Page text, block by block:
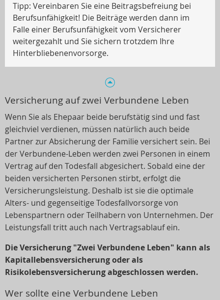
Tipp: Vereinbaren Sie eine Beitragsbefreiung bei
Berufsunfähigkeit! Die Beiträge werden dann im
Falle einer Berufsunfähigkeit vom Versicherer
weitergezahlt und Sie sichern trotzdem Ihre
Hinterbliebenenvorsorge.
Versicherung auf zwei Verbundene Leben
Wenn Sie als Ehepaar beide berufstätig sind und fast
gleichviel verdienen, müssen natürlich auch beide
Partner zur Absicherung der Familie versichert sein. Bei
der Verbundene-Leben werden zwei Personen in einem
Vertrag auf den Todesfall abgesichert. Sobald eine der
beiden versicherten Personen stirbt, erfolgt die
Versicherungsleistung. Deshalb ist sie die optimale
Alters- und gegenseitige Todesfallvorsorge von
Lebenspartnern oder Teilhabern von Unternehmen. Der
Leistungsfall tritt auch nach Vertragsablauf ein.
Die Versicherung "Zwei Verbundene Leben" kann als
Kapitallebensversicherung oder als
Risikolebensversicherung abgeschlossen werden.
Wer sollte eine Verbundene Leben